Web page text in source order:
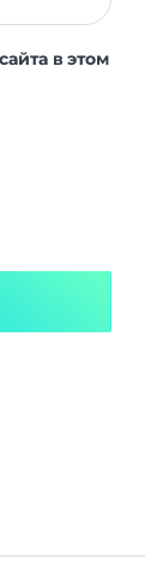
в этом